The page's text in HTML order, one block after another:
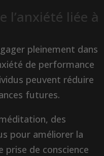
l’anxiété liée à
pleinement dans
de performance
peuvent réduire
futures.
des
pour améliorer la
prise de conscience